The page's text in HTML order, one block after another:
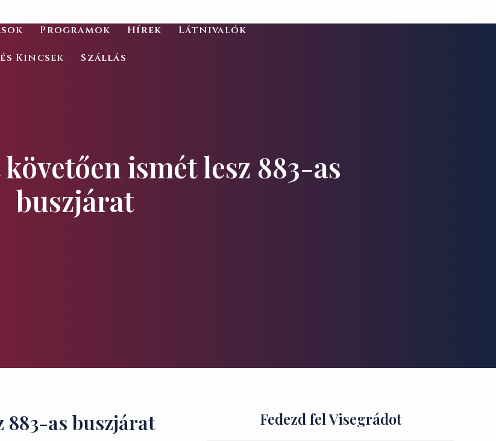
Programok Hírek Látnivalók
Kincsek Szállás
ismét lesz 883-as
buszjárat
883-as buszjárat Fedezd fel Visegrádot